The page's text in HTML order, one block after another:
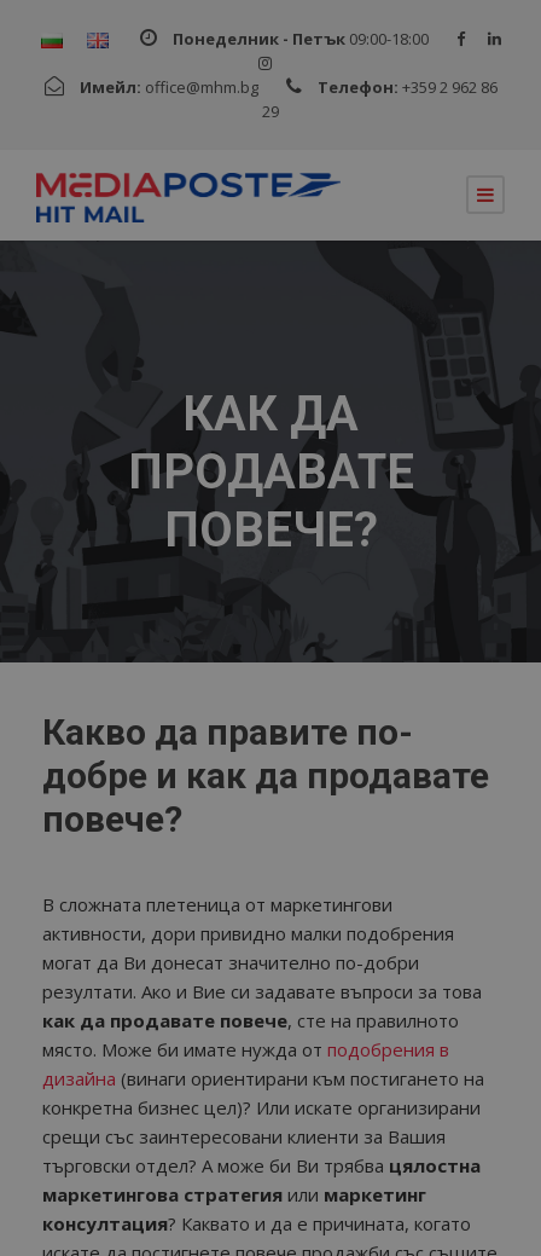
Понеделник - Петък09:00-18:00
Имейл: office@mhm.bg Телефон: +359 2 962 86
29
КАК ДА
ПРОДАВАТЕ
ПОВЕЧЕ?
Какво да правите по-
добре и как да продавате
повече?
В сложната плетеница от маркетингови
активности, дори привидно малки подобрения
могат да Ви донесат значително по-добри
резултати. Ако и Вие си задавате въпроси за това
как да продавате повече, сте на правилното
място. Може би имате нужда от подобрения в
дизайна (винаги ориентирани към постигането на
конкретна бизнес цел)? Или искате организирани
срещи със заинтересовани клиенти за Вашия
търговски отдел? А може би Ви трябва цялостна
маркетингова стратегия или маркетинг
консултация? Каквато и да е причината, когато